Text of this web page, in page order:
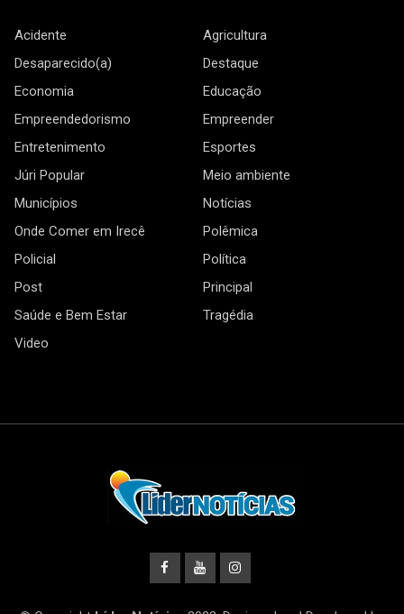
Acidente
Agricultura
Desaparecido(a)
Destaque
Economia
Educação
Empreendedorismo
Empreender
Entretenimento
Esportes
Júri Popular
Meio ambiente
Municípios
Notícias
Onde Comer em Irecê
Polêmica
Policial
Política
Post
Principal
Saúde e Bem Estar
Tragédia
Video